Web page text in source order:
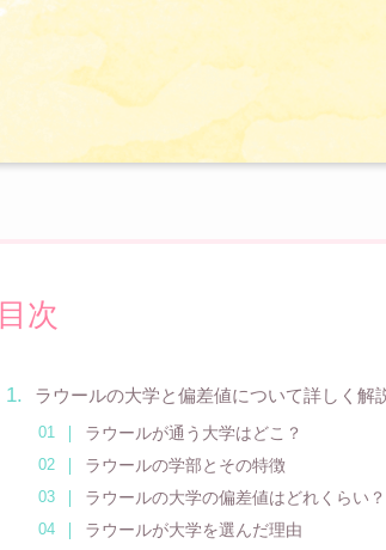
目次
ラウールの大学と偏差値について詳しく解
ラウールが通う大学はどこ？
ラウールの学部とその特徴
ラウールの大学の偏差値はどれくらい？
ラウールが大学を選んだ理由